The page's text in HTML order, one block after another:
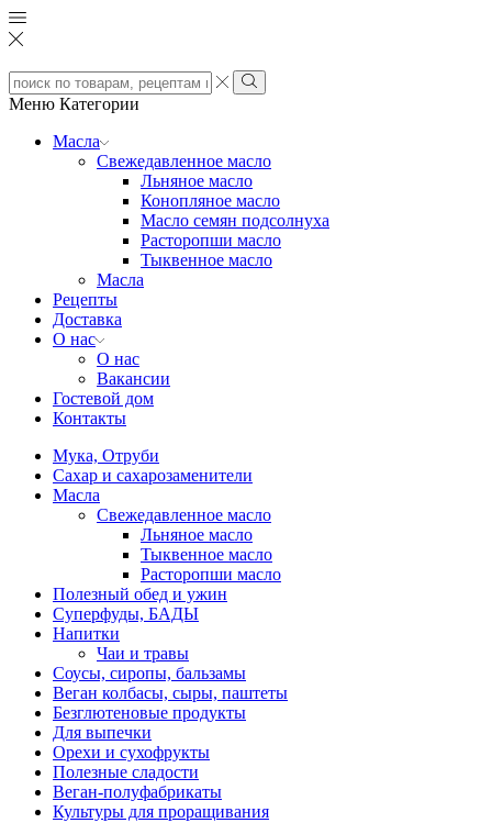
Search
input
Search
Меню Категории
Масла
Свежедавленное масло
Льняное масло
Конопляное масло
Масло семян подсолнуха
Расторопши масло
Тыквенное масло
Масла
Рецепты
Доставка
О нас
О нас
Вакансии
Гостевой дом
Контакты
Мука, Отруби
Сахар и сахарозаменители
Масла
Свежедавленное масло
Льняное масло
Тыквенное масло
Расторопши масло
Полезный обед и ужин
Суперфуды, БАДЫ
Напитки
Чаи и травы
Соусы, сиропы, бальзамы
Веган колбасы, сыры, паштеты
Безглютеновые продукты
Для выпечки
Орехи и сухофрукты
Полезные сладости
Веган-полуфабрикаты
Культуры для проращивания